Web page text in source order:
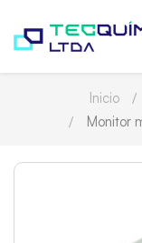
Inicio
Monitor